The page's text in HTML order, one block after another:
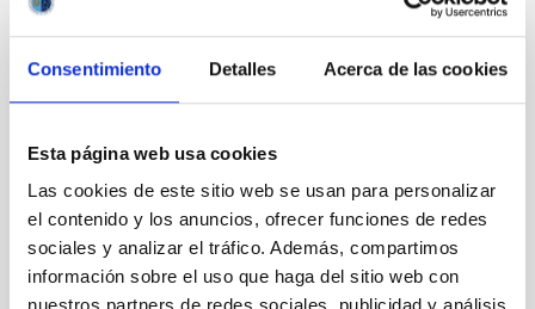
Consentimiento Detalles Acerca de las cookies
Esta página web usa cookies
Las cookies de este sitio web se usan para personalizar
el contenido y los anuncios, ofrecer funciones de redes
sociales y analizar el tráfico. Además, compartimos
información sobre el uso que haga del sitio web con